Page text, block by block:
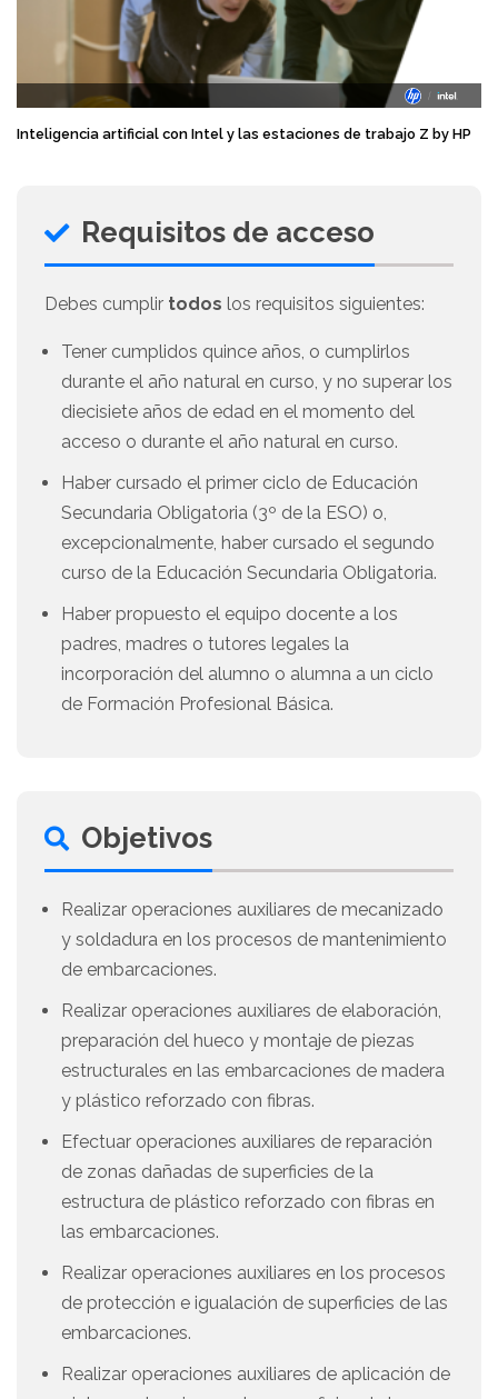
Inteligencia artificial con Intel y las estaciones de trabajo Z by HP
Requisitos de acceso
Debes cumplir todos los requisitos siguientes:
Tener cumplidos quince años, o cumplirlos
durante el año natural en curso, y no superar los
diecisiete años de edad en el momento del
acceso o durante el año natural en curso.
Haber cursado el primer ciclo de Educación
Secundaria Obligatoria (3º de la ESO) o,
excepcionalmente, haber cursado el segundo
curso de la Educación Secundaria Obligatoria.
Haber propuesto el equipo docente a los
padres, madres o tutores legales la
incorporación del alumno o alumna a un ciclo
de Formación Profesional Básica.
Objetivos
Realizar operaciones auxiliares de mecanizado
y soldadura en los procesos de mantenimiento
de embarcaciones.
Realizar operaciones auxiliares de elaboración,
preparación del hueco y montaje de piezas
estructurales en las embarcaciones de madera
y plástico reforzado con fibras.
Efectuar operaciones auxiliares de reparación
de zonas dañadas de superficies de la
estructura de plástico reforzado con fibras en
las embarcaciones.
Realizar operaciones auxiliares en los procesos
de protección e igualación de superficies de las
embarcaciones.
Realizar operaciones auxiliares de aplicación de